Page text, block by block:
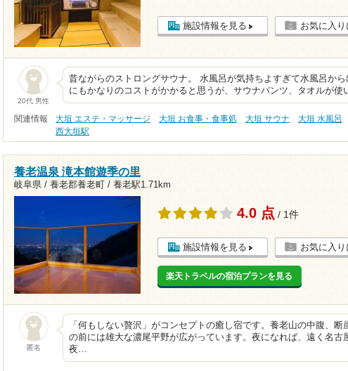
施設情報を見る お気に入り
20代 男性
昔ながらのストロングサウナ。 水風呂が気持ちよすぎて水風呂か
にもかなりのコストがかかると思うが、サウナパンツ、タオルが使
関連情報 大垣 エステ・マッサージ 大垣 お食事・食事処 大垣 サウナ 大垣 水風呂
西大垣駅
養老温泉 滝本館遊季の里
岐阜県 / 養老郡養老町 / 養老駅1.71km
4.0 点 / 1件
施設情報を見る お気に入り
楽天トラベルの宿泊プランを見る
匿名
「何もしない贅沢」がコンセプトの癒し宿です。養老山の中腹、断
の前には雄大な濃尾平野が広がっています。夜になれば、遠く名古
夜…